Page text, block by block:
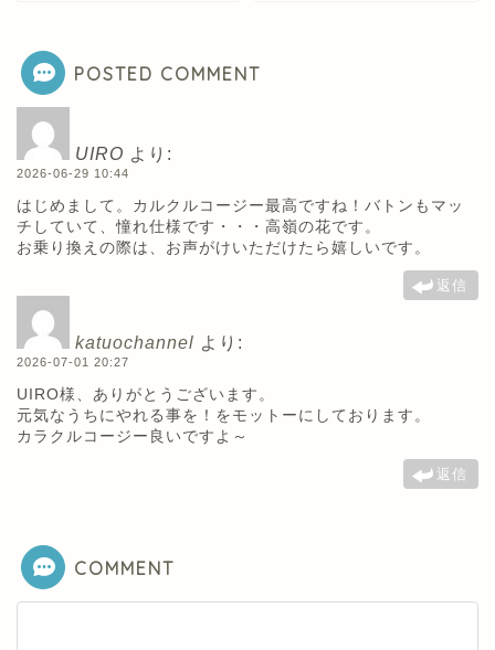
POSTED COMMENT
UIRO より:
2026-06-29 10:44
はじめまして。カルクルコージー最高ですね！バトンもマッ
チしていて、憧れ仕様です・・・高嶺の花です。
お乗り換えの際は、お声がけいただけたら嬉しいです。
返信
katuochannel より:
2026-07-01 20:27
UIRO様、ありがとうございます。
元気なうちにやれる事を！をモットーにしております。
カラクルコージー良いですよ～
返信
COMMENT